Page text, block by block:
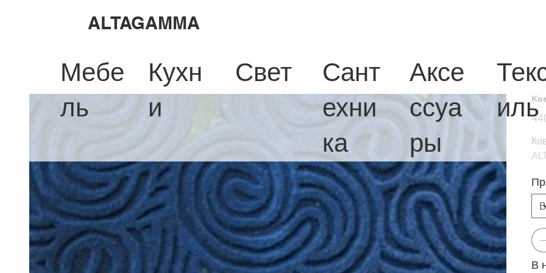
ALTAGAMMA
Мебе
ль
Кухн
и
Свет
Сант
ехни
ка
Аксе
ссуа
ры
ильцена
В